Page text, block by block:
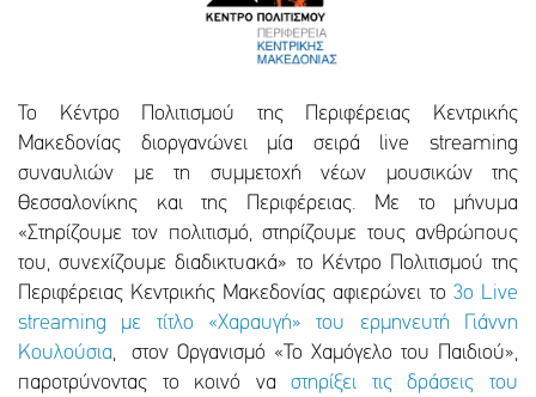
Το Κέντρο Πολιτισμού της Περιφέρειας Κεντρικής
Μακεδονίας διοργανώνει μία σειρά live streaming
συναυλιών με τη συμμετοχή νέων μουσικών της
Θεσσαλονίκης και της Περιφέρειας. Με το μήνυμα
«Στηρίζουμε τον πολιτισμό, στηρίζουμε τους ανθρώπους
του, συνεχίζουμε διαδικτυακά» το Κέντρο Πολιτισμού της
Περιφέρειας Κεντρικής Μακεδονίας αφιερώνει το 3ο Live
streaming με τίτλο «Χαραυγή» του ερμηνευτή Γιάννη
Κουλούσια, στον Οργανισμό «Το Χαμόγελο του Παιδιού»,
παροτρύνοντας το κοινό ναστηρίξει τις δράσεις του